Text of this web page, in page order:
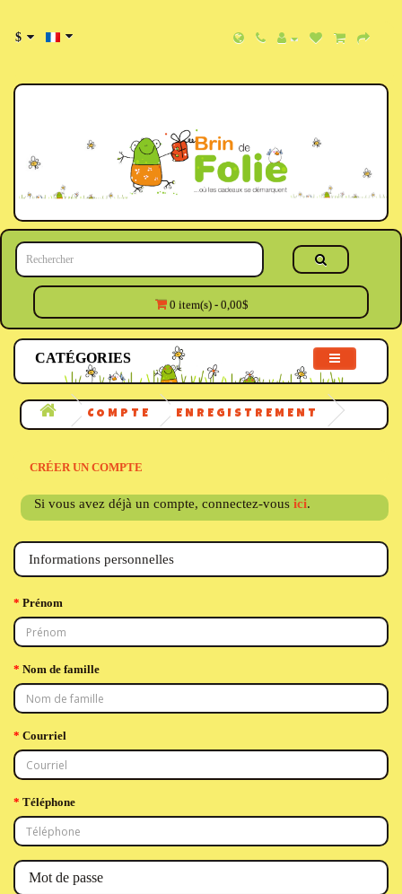
$
0 item(s) - 0,00$
CATÉGORIES
COMPTE ENREGISTREMENT
CRÉER UN COMPTE
Si vous avez déjà un compte, connectez-vous ici.
Informations personnelles
Prénom
Nom de famille
Courriel
Téléphone
Mot de passe